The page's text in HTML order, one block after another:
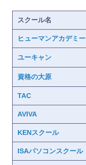
スクール名
ヒューマンアカデミー
ユーキャン
資格の大原
TAC
AVIVA
KENスクール
ISAパソコンスクール